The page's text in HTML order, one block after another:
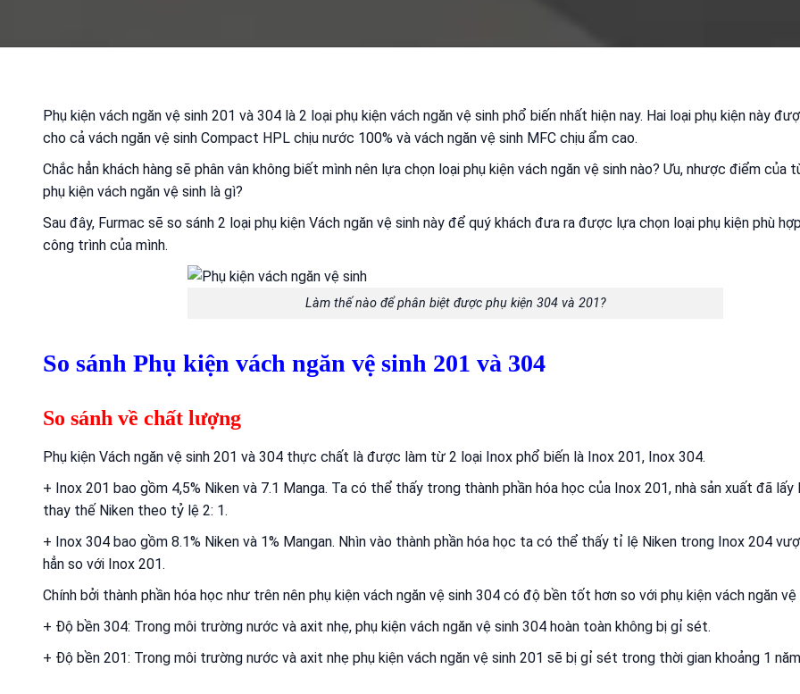
Phụ kiện vách ngăn vệ sinh 201 và 304 là 2 loại phụ kiện vách ngăn vệ sinh phổ biến nhất hiện nay. Hai loại phụ kiện này
cho cả vách ngăn vệ sinh Compact HPL chịu nước 100% và vách ngăn vệ sinh MFC chịu ẩm cao.
Chắc hẳn khách hàng sẽ phân vân không biết mình nên lựa chọn loại phụ kiện vách ngăn vệ sinh nào? Ưu, nhược điểm của
phụ kiện vách ngăn vệ sinh là gì?
Sau đây, Furmac sẽ so sánh 2 loại phụ kiện Vách ngăn vệ sinh này để quý khách đưa ra được lựa chọn loại phụ kiện phù
công trình của mình.
Làm thế nào để phân biệt được phụ kiện 304 và 201?
So sánh Phụ kiện vách ngăn vệ sinh 201 và 304
So sánh về chất lượng
Phụ kiện Vách ngăn vệ sinh 201 và 304 thực chất là được làm từ 2 loại Inox phổ biến là Inox 201, Inox 304.
+ Inox 201 bao gồm 4,5% Niken và 7.1 Manga. Ta có thể thấy trong thành phần hóa học của Inox 201, nhà sản xuất đã lấy
thay thế Niken theo tỷ lệ 2: 1.
+ Inox 304 bao gồm 8.1% Niken và 1% Mangan. Nhìn vào thành phần hóa học ta có thể thấy tỉ lệ Niken trong Inox 204
hẳn so với Inox 201.
Chính bởi thành phần hóa học như trên nên phụ kiện vách ngăn vệ sinh 304 có độ bền tốt hơn so với phụ kiện vách ngăn vệ
+ Độ bền 304: Trong môi trường nước và axit nhẹ, phụ kiện vách ngăn vệ sinh 304 hoàn toàn không bị gỉ sét.
+ Độ bền 201: Trong môi trường nước và axit nhẹ phụ kiện vách ngăn vệ sinh 201 sẽ bị gỉ sét trong thời gian khoảng 1